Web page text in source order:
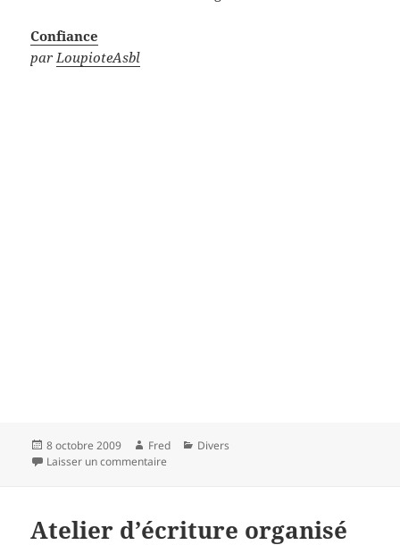
Confiance
par LoupioteAsbl
Publié
le
8 octobre 2009 Auteur
Fred Catégories
Divers
Laisser un commentaire
Atelier d’écriture organisé